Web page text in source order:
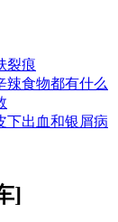
裂痕
辣食物都有什么
下出血和银屑病
]